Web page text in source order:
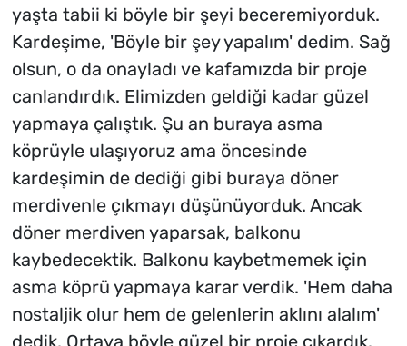
yaşta tabii ki böyle bir şeyi beceremiyorduk.
Kardeşime, 'Böyle bir şey yapalım' dedim. Sağ
olsun, o da onayladı ve kafamızda bir proje
canlandırdık. Elimizden geldiği kadar güzel
yapmaya çalıştık. Şu an buraya asma
köprüyle ulaşıyoruz ama öncesinde
kardeşimin de dediği gibi buraya döner
merdivenle çıkmayı düşünüyorduk. Ancak
döner merdiven yaparsak, balkonu
kaybedecektik. Balkonu kaybetmemek için
asma köprü yapmaya karar verdik. 'Hem daha
nostaljik olur hem de gelenlerin aklını alalım'